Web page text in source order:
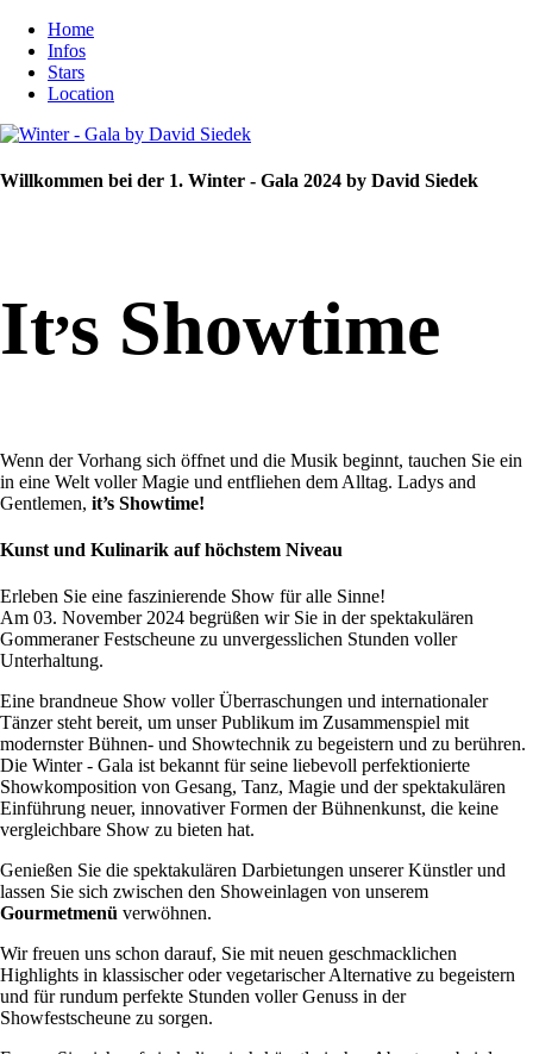
Home
Infos
Stars
Location
Willkommen bei der 1. Winter - Gala 2024 by David Siedek
It,s Showtime
Wenn der Vorhang sich öffnet und die Musik beginnt, tauchen Sie ein
in eine Welt voller Magie und entfliehen dem Alltag. Ladys and
Gentlemen, it’s Showtime!
Kunst und Kulinarik auf höchstem Niveau
Erleben Sie eine faszinierende Show für alle Sinne!
Am 03. November 2024 begrüßen wir Sie in der spektakulären
Gommeraner Festscheune zu unvergesslichen Stunden voller
Unterhaltung.
Eine brandneue Show voller Überraschungen und internationaler
Tänzer steht bereit, um unser Publikum im Zusammenspiel mit
modernster Bühnen- und Showtechnik zu begeistern und zu berühren.
Die Winter - Gala ist bekannt für seine liebevoll perfektionierte
Showkomposition von Gesang, Tanz, Magie und der spektakulären
Einführung neuer, innovativer Formen der Bühnenkunst, die keine
vergleichbare Show zu bieten hat.
Genießen Sie die spektakulären Darbietungen unserer Künstler und
lassen Sie sich zwischen den Showeinlagen von unserem
Gourmetmenü verwöhnen.
Wir freuen uns schon darauf, Sie mit neuen geschmacklichen
Highlights in klassischer oder vegetarischer Alternative zu begeistern
und für rundum perfekte Stunden voller Genuss in der
Showfestscheune zu sorgen.